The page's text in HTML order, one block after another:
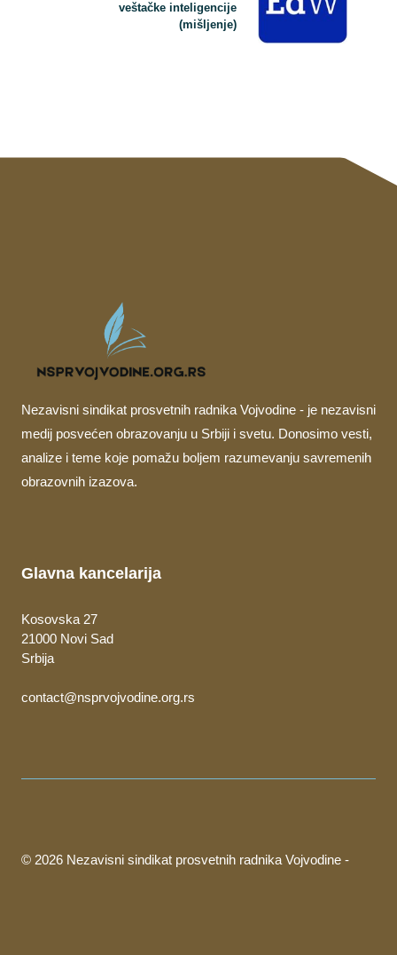
veštačke inteligencije
(mišljenje)
Nezavisni sindikat prosvetnih radnika Vojvodine - je nezavisni
medij posvećen obrazovanju u Srbiji i svetu. Donosimo vesti,
analize i teme koje pomažu boljem razumevanju savremenih
obrazovnih izazova.
Glavna kancelarija
Kosovska 27
21000 Novi Sad
Srbija
contact@nsprvojvodine.org.rs
© 2026 Nezavisni sindikat prosvetnih radnika Vojvodine -